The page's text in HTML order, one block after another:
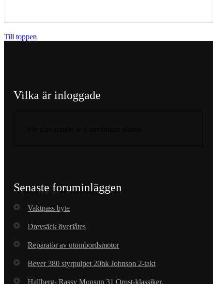
Till toppen
Vilka är inloggade
Senaste foruminläggen
Vaktpass byte
Drevsäck överlåtes
Reparatör av utombordsmotor
Bever 380 styrpulpet 20hk Johnson 2-takt
Hallberg- Rassy Monsun 31 Orust-klassiker.